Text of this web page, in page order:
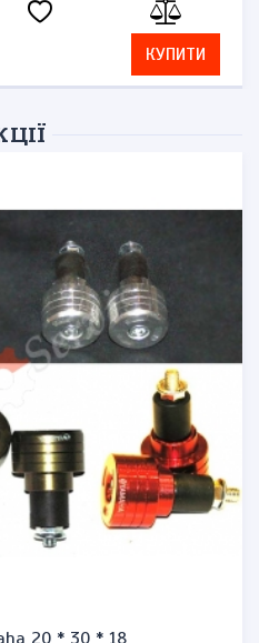
КУПИТИ
20 * 30 * 18